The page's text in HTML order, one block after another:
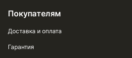
Покупателям
Доставка и оплата
Гарантия